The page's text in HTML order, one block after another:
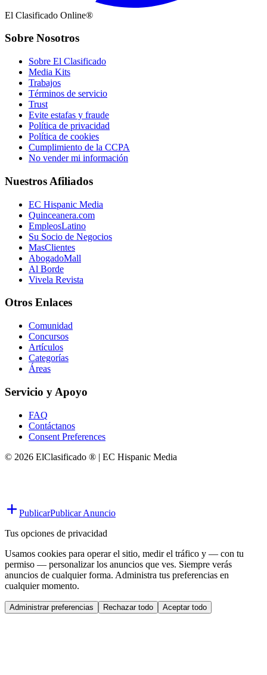
El Clasificado Online®
Sobre Nosotros
Sobre El Clasificado
Media Kits
Trabajos
Términos de servicio
Trust
Evite estafas y fraude
Política de privacidad
Política de cookies
Cumplimiento de la CCPA
No vender mi información
Nuestros Afiliados
EC Hispanic Media
Quinceanera.com
EmpleosLatino
Su Socio de Negocios
MasClientes
AbogadoMall
Al Borde
Vivela Revista
Otros Enlaces
Comunidad
Concursos
Artículos
Categorías
Áreas
Servicio y Apoyo
FAQ
Contáctanos
Consent Preferences
© 2026 ElClasificado ® | EC Hispanic Media
PublicarPublicar Anuncio
Tus opciones de privacidad
Usamos cookies para operar el sitio, medir el tráfico y — con tu
permiso — personalizar los anuncios que ves. Siempre verás
anuncios de cualquier forma. Administra tus preferencias en
cualquier momento.
Administrar preferencias Rechazar todo Aceptar todo